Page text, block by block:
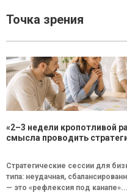
Точка зрения
«2–3 недели кропотливой
смысла проводить
Стратегические сессии для
типа: неудачная,
— это «рефлексия под канапе»...